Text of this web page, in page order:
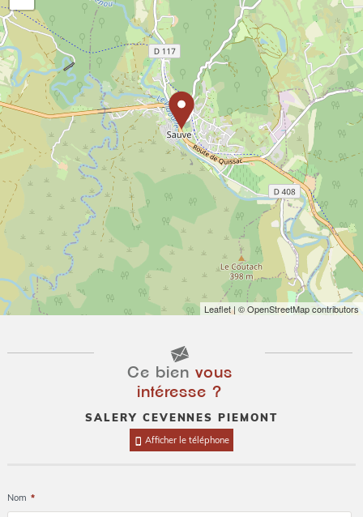
Leaflet| © OpenStreetMap contributors
Ce bien vous
intéresse ?
SALERY CEVENNES PIEMONT
Afficher le téléphone
Nom *